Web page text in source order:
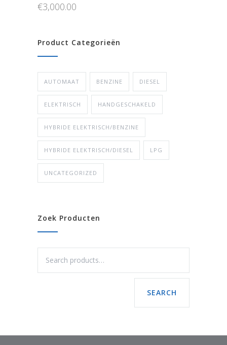
€3,000.00
Product Categorieën
AUTOMAAT BENZINE DIESEL
ELEKTRISCH HANDGESCHAKELD
HYBRIDE ELEKTRISCH/BENZINE
HYBRIDE ELEKTRISCH/DIESEL LPG
UNCATEGORIZED
Zoek Producten
SEARCH